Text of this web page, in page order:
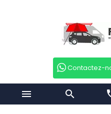
Contactez-
 